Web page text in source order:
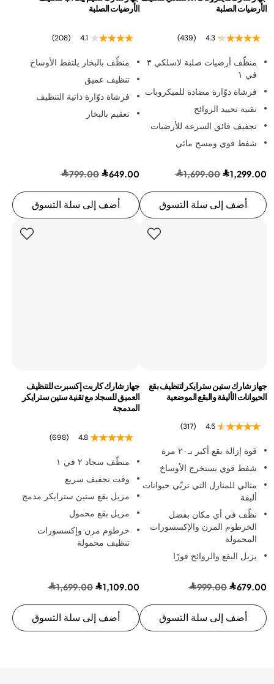
الأرضيات الصلبة
4.3
(439)
منظّف أرضيات صلبة لاسلكي ٣
في ١
فرشاة دوّارة مضادة للميكروبات
تقنية تحييد الروائح
تجفيف فائق السرعة للأرضيات
شفط قوي ومسح مائي
1,299.00
1,699.00
أضف إلى سلة التسوق
الأرضيات الصلبة
4.1
(208)
منظّف بالبخار يلتقط الأوساخ
تنظيف عميق
فرشاة دوّارة ذاتية التنظيف
تعقيم بالبخار
649.00
799.00
أضف إلى سلة التسوق
جهاز شارك ستين سترايكر لتنظيف بقع
الحيوانات الأليفة والبقع الموضعية
4.5
(317)
قوة إزالة بقع أكبر بـ٢٠ مرة
شفط قوي يستخرج الأوساخ
مثالي للمنازل التي تربّي حيوانات
أليفة
نظّف في أي مكان بفضل
الخرطوم المرن والإكسسورات
المحمولة
يزيل البقع والروائح فورًا
679.00
999.00
أضف إلى سلة التسوق
جهاز شارك كاربت إكسبرت للتنظيف
العميق للسجاد مع تقنية ستين سترايكر
المدمجة
4.8
(698)
منظّف سجاد ٢ في ١
وقت تجفيف سريع
مزيل بقع ستين سترايكر مدمج
مزيل بقع محمول
خرطوم مرن وإكسسورات
تنظيف محمولة
1,109.00
1,699.00
أضف إلى سلة التسوق